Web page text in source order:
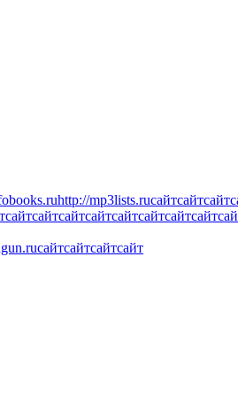
http://mp3lists.ruсайтсайтсайт
сайтсайтсайтсайтсайтсайтсайтсайт
сайтсайтсайтсайт